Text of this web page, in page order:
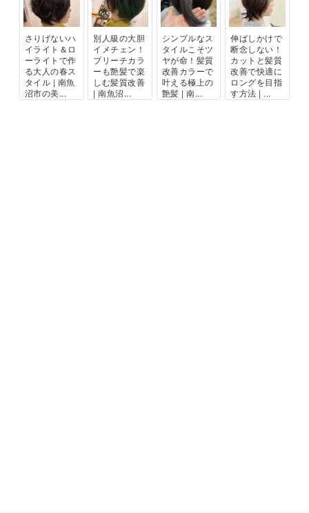
さりげないハ
イライト＆ロ
ーライトで作
る大人の春ス
タイル | 南魚
沼市の美...
別人級の大胆
イメチェン！
ブリーチカラ
ーも艶髪で楽
しむ髪質改善
| 南魚沼...
シンプルなス
タイルこそツ
ヤが命！髪質
改善カラーで
叶える極上の
艶髪 | 南...
伸ばしかけで
断念しない！
カットと髪質
改善で快適に
ロングを目指
す方法 | ...